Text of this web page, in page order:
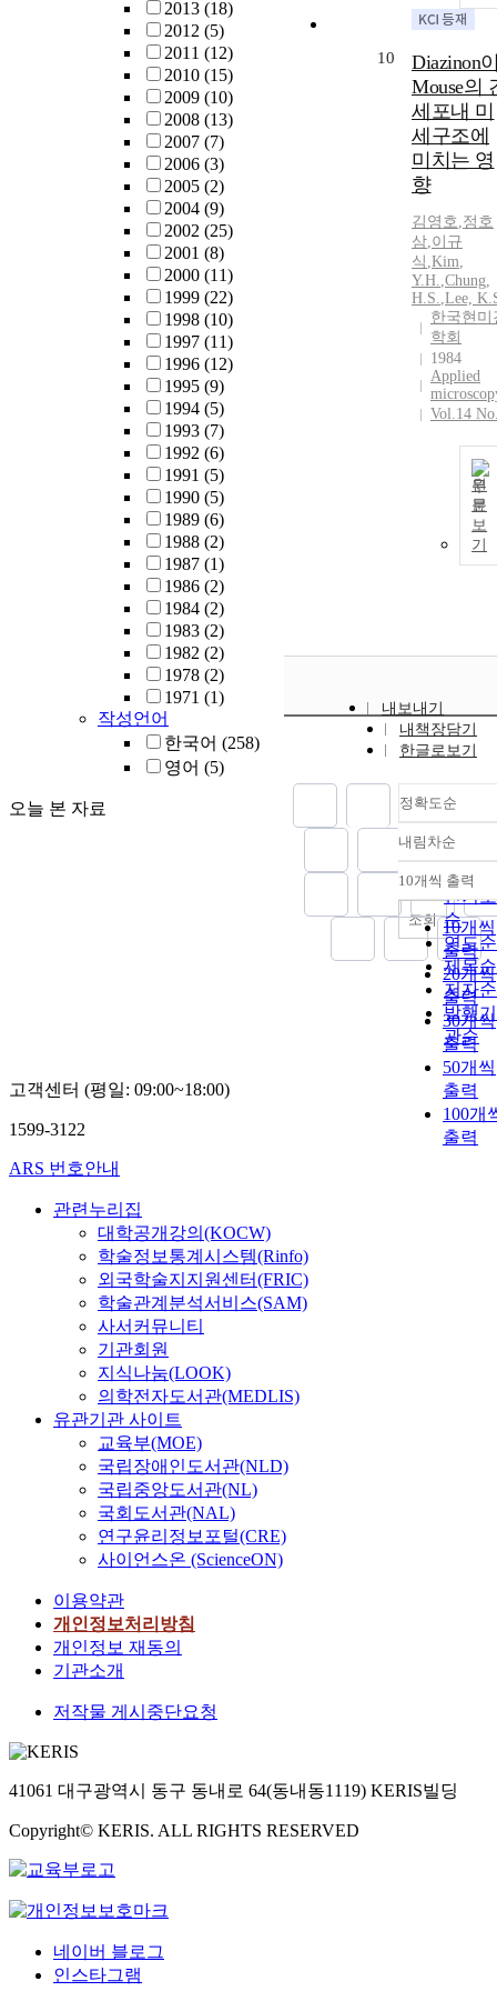
2013 (18)
2012 (5)
2011 (12)
2010 (15)
2009 (10)
2008 (13)
2007 (7)
2006 (3)
2005 (2)
2004 (9)
2002 (25)
2001 (8)
2000 (11)
1999 (22)
1998 (10)
1997 (11)
1996 (12)
1995 (9)
1994 (5)
1993 (7)
1992 (6)
1991 (5)
1990 (5)
1989 (6)
1988 (2)
1987 (1)
1986 (2)
1984 (2)
1983 (2)
1982 (2)
1978 (2)
1971 (1)
작성언어
한국어 (258)
영어 (5)
오늘 본 자료
10
Diazinon
Mouse의
세포내 미
세구조에
미치는 영
향
김영호,정호
삼,이규
식 ,Kim,
Y.H.,Chung,
H.S.,Lee,
한국현미
학회
1984
Applied
Vol.14
원
문
보
기
내보내기
내책장담기
한글로보기
정확도순
정확도
순
인기도
순
연도순
제목순
저자순
발행기
관순
내림차순
내림
10개씩 출력
10개씩
출력
20개씩
출력
30개씩
출력
50개씩
출력
100개
출력
조회
고객센터 (평일: 09:00~18:00)
1599-3122
ARS 번호안내
관련누리집
대학공개강의(KOCW)
학술정보통계시스템(Rinfo)
외국학술지지원센터(FRIC)
학술관계분석서비스(SAM)
사서커뮤니티
기관회원
지식나눔(LOOK)
의학전자도서관(MEDLIS)
유관기관 사이트
교육부(MOE)
국립장애인도서관(NLD)
국립중앙도서관(NL)
국회도서관(NAL)
연구윤리정보포털(CRE)
사이언스온 (ScienceON)
이용약관
개인정보처리방침
개인정보 재동의
기관소개
저작물 게시중단요청
41061 대구광역시 동구 동내로 64(동내동1119) KERIS빌딩
Copyright© KERIS. ALL RIGHTS RESERVED
네이버 블로그
인스타그램